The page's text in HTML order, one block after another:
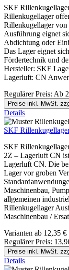
SKF
Rillenkugellager
Rillenkugellager
Ausführung eignet
Abdichtung oder
Das Lager eignet
Fördertechnik und
Hersteller: SKF
Lagerluft: CN
Regulärer Preis: Ab
Preise inkl. MwSt.
Details
SKF
SKF
2Z – Lagerluft CN
Lagerluft CN. Die
Lager vor groben
Maschinenbau,
allgemeinen
Rillenkugellager
Maschinenbau /
Varianten ab 12,35 €
Regulärer Preis:
Preise inkl. MwSt.
Details